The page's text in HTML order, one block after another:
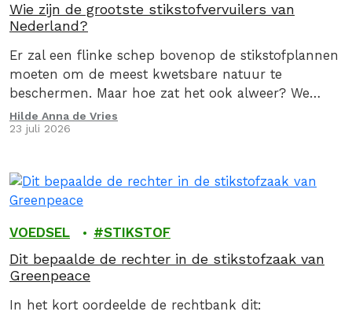
Wie zijn de grootste stikstofvervuilers van
Nederland?
Er zal een flinke schep bovenop de stikstofplannen
moeten om de meest kwetsbare natuur te
beschermen. Maar hoe zat het ook alweer? We
geven je graag een stoomcursus
stikstofproblematiek.
Hilde Anna de Vries
23 juli 2026
VOEDSEL STIKSTOF
Dit bepaalde de rechter in de stikstofzaak van
Greenpeace
In het kort oordeelde de rechtbank dit: